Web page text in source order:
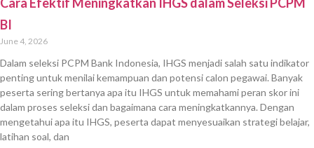
BI
June 4, 2026
Dalam seleksi PCPM Bank Indonesia, IHGS menjadi salah satu indikator
penting untuk menilai kemampuan dan potensi calon pegawai. Banyak
peserta sering bertanya apa itu IHGS untuk memahami peran skor ini
dalam proses seleksi dan bagaimana cara meningkatkannya. Dengan
mengetahui apa itu IHGS, peserta dapat menyesuaikan strategi belajar,
latihan soal, dan